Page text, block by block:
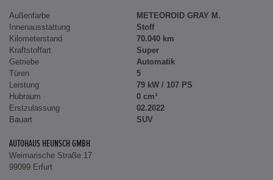
Außenfarbe
METEOROID GRAY M.
Innenausstattung
Stoff
Kilometerstand
70.040 km
Kraftstoffart
Super
Getriebe
Automatik
Türen
5
Leistung
79 kW / 107 PS
Hubraum
0 cm³
Erstzulassung
02.2022
Bauart
SUV
AUTOHAUS HEUNSCH GMBH
Weimarische Straße 17
99099 Erfurt